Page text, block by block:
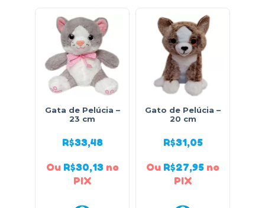
Gata de Pelúcia –
23 cm
R$33,48
Ou R$30,13 no
PIX
Gato de Pelúcia –
20 cm
R$31,05
Ou R$27,95 no
PIX